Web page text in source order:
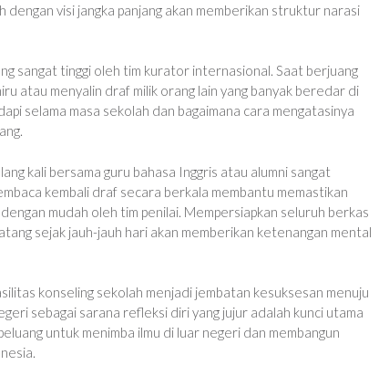
visi jangka panjang akan memberikan struktur narasi
sangat tinggi oleh tim kurator internasional. Saat berjuang
atau menyalin draf milik orang lain yang banyak beredar di
selama masa sekolah dan bagaimana cara mengatasinya
kali bersama guru bahasa Inggris atau alumni sangat
kembali draf secara berkala membantu memastikan
mudah oleh tim penilai. Mempersiapkan seluruh berkas
sejak jauh-jauh hari akan memberikan ketenangan mental
konseling sekolah menjadi jembatan kesuksesan menuju
sebagai sarana refleksi diri yang jujur adalah kunci utama
untuk menimba ilmu di luar negeri dan membangun